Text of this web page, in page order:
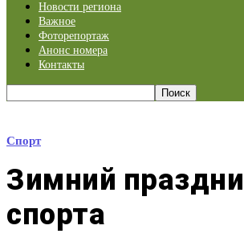
Новости региона
Важное
Фоторепортаж
Анонс номера
Контакты
Спорт
Зимний
спорта